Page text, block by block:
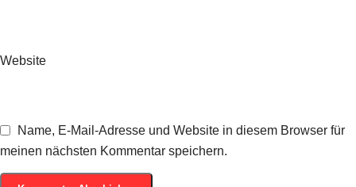
Website
Name, E-Mail-Adresse und Website in diesem Browser für
meinen nächsten Kommentar speichern.